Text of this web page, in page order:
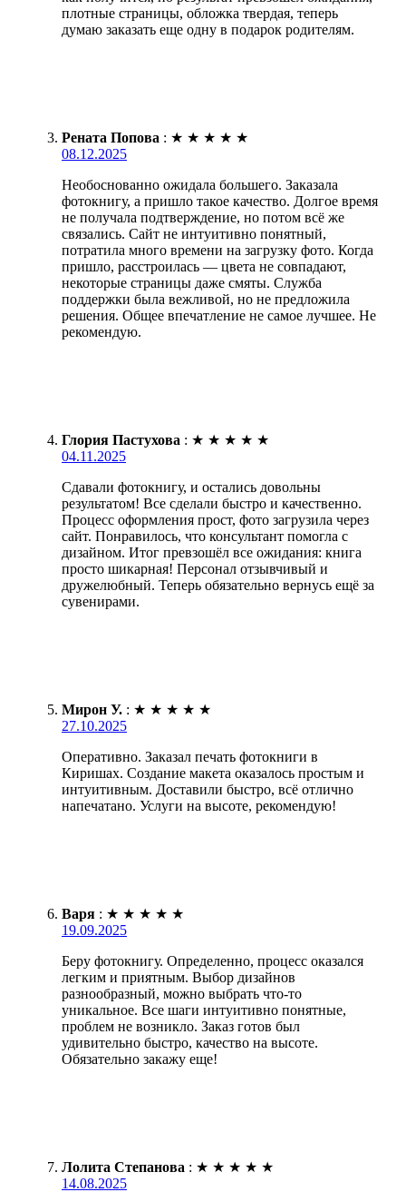
плотные страницы, обложка твердая, теперь
думаю заказать еще одну в подарок родителям.
Рената Попова : ★ ★ ★ ★ ★
08.12.2025
Необоснованно ожидала большего. Заказала
фотокнигу, а пришло такое качество. Долгое время
не получала подтверждение, но потом всё же
связались. Сайт не интуитивно понятный,
потратила много времени на загрузку фото. Когда
пришло, расстроилась — цвета не совпадают,
некоторые страницы даже смяты. Служба
поддержки была вежливой, но не предложила
решения. Общее впечатление не самое лучшее. Не
рекомендую.
Глория Пастухова : ★ ★ ★ ★ ★
04.11.2025
Сдавали фотокнигу, и остались довольны
результатом! Все сделали быстро и качественно.
Процесс оформления прост, фото загрузила через
сайт. Понравилось, что консультант помогла с
дизайном. Итог превзошёл все ожидания: книга
просто шикарная! Персонал отзывчивый и
дружелюбный. Теперь обязательно вернусь ещё за
сувенирами.
Мирон У. : ★ ★ ★ ★ ★
27.10.2025
Оперативно. Заказал печать фотокниги в
Киришах. Создание макета оказалось простым и
интуитивным. Доставили быстро, всё отлично
напечатано. Услуги на высоте, рекомендую!
Варя : ★ ★ ★ ★ ★
19.09.2025
Беру фотокнигу. Определенно, процесс оказался
легким и приятным. Выбор дизайнов
разнообразный, можно выбрать что-то
уникальное. Все шаги интуитивно понятные,
проблем не возникло. Заказ готов был
удивительно быстро, качество на высоте.
Обязательно закажу еще!
Лолита Степанова : ★ ★ ★ ★ ★
14.08.2025